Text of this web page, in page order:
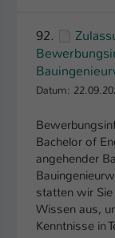
92.
Datum:
Bachelor of
angehender
statten wir
Wissen aus,
Kenntnisse in
Zweck
Name
Anbieter
Laufzeit